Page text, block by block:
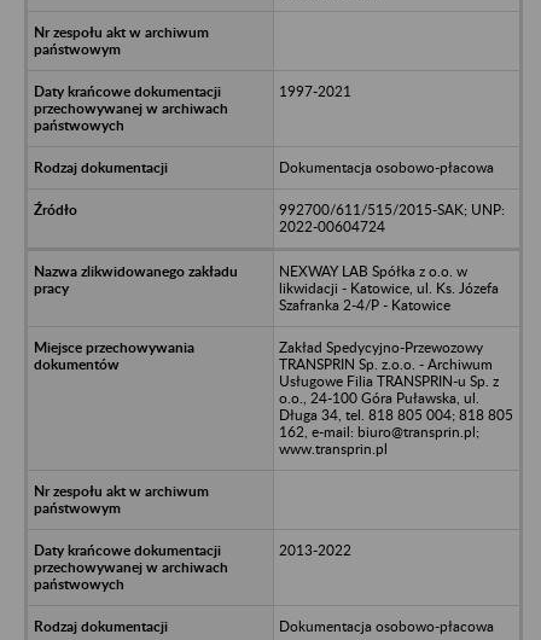
1997-2021
Dokumentacja osobowo-płacowa
992700/611/515/2015-SAK; UNP:
2022-00604724
NEXWAY LAB Spółka z o.o. w
likwidacji - Katowice, ul. Ks. Józefa
Szafranka 2-4/P - Katowice
Zakład Spedycyjno-Przewozowy
TRANSPRIN Sp. z.o.o. - Archiwum
Usługowe Filia TRANSPRIN-u Sp. z
o.o., 24-100 Góra Puławska, ul.
Długa 34, tel. 818 805 004; 818 805
162, e-mail: biuro@transprin.pl;
www.transprin.pl
2013-2022
Dokumentacja osobowo-płacowa